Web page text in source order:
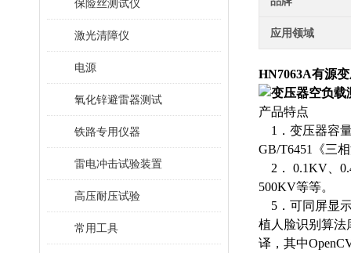
保险丝测试仪
激光清障仪
电源
氧化锌避雷器测试
铁路专用仪器
雷电冲击试验装置
高压耐压试验
常用工具
应用领域
HN7063A有源
产品特点
1．变压器容
GB/T6451《三
2． 0.1KV、
500KV等等。
5．可同屏显
植人脸识别算法
译，其中